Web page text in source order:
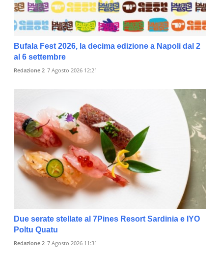
Bufala Fest 2026, la decima edizione a Napoli dal 2
al 6 settembre
Redazione 2 7 Agosto 2026 12:21
Due serate stellate al 7Pines Resort Sardinia e IYO
Poltu Quatu
Redazione 2 7 Agosto 2026 11:31